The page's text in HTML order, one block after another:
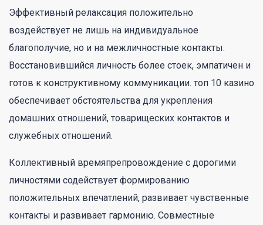
Эффективный релаксация положительно
воздействует не лишь на индивидуальное
благополучие, но и на межличностные контакты.
Восстановившийся личность более стоек, эмпатичен и
готов к конструктивному коммуникации. топ 10 казино
обеспечивает обстоятельства для укрепления
домашних отношений, товарищеских контактов и
служебных отношений.
Коллективный времяпрепровождение с дорогими
личностями содействует формированию
положительных впечатлений, развивает чувственные
контакты и развивает гармонию. Совместные